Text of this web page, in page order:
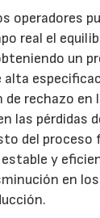
operadores
real el
un
de rechazo en
las pérdidas
del proceso
y
en